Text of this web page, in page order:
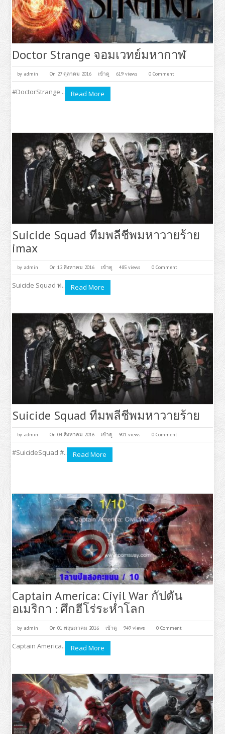
Doctor Strange จอมเวทย์มหากาฬ
by admin On 27 ตุลาคม 2016 เข้าดู 619 views 0 Comment
#DoctorStrange .. Read More
Suicide Squad ทีมพลีชีพมหาวายร้าย
imax
by admin On 12 สิงหาคม 2016 เข้าดู 485 views 0 Comment
Suicide Squad ท.. Read More
Suicide Squad ทีมพลีชีพมหาวายร้าย
by admin On 04 สิงหาคม 2016 เข้าดู 901 views 0 Comment
#SuicideSquad #.. Read More
Captain America: Civil War กัปตัน
อเมริกา : ศึกฮีโร่ระห่ำโลก
by admin On 01 พฤษภาคม 2016 เข้าดู 949 views 0 Comment
Captain America.. Read More